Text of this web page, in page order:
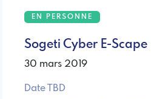
EN PERSONNE
Sogeti Cyber E-Scape
30 mars 2019
Date TBD